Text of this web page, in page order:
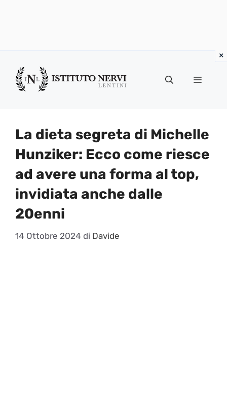
contenuto
Menu
La dieta segreta di Michelle
Hunziker: Ecco come riesce
ad avere una forma al top,
invidiata anche dalle
20enni
14 Ottobre 2024 di Davide